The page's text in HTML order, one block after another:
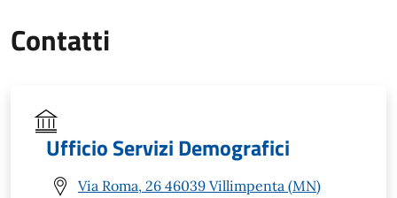
Contatti
Ufficio Servizi Demografici
Via Roma, 26 46039 Villimpenta (MN)